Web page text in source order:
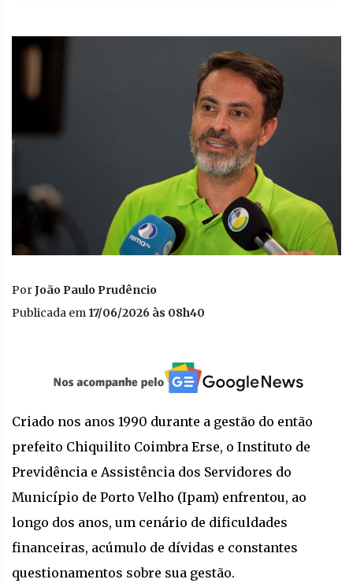
PorJoão Paulo Prudêncio
Publicada em 17/06/2026 às 08h40
Criado nos anos 1990 durante a gestão do então
prefeito Chiquilito Coimbra Erse, o Instituto de
Previdência e Assistência dos Servidores do
Município de Porto Velho (Ipam) enfrentou, ao
longo dos anos, um cenário de dificuldades
financeiras, acúmulo de dívidas e constantes
questionamentos sobre sua gestão.